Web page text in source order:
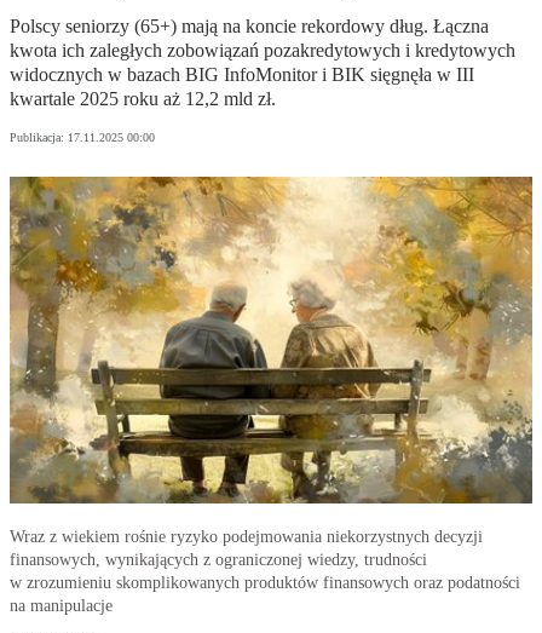
Polscy seniorzy (65+) mają na koncie rekordowy dług. Łączna
kwota ich zaległych zobowiązań pozakredytowych i kredytowych
widocznych w bazach BIG InfoMonitor i BIK sięgnęła w III
kwartale 2025 roku aż 12,2 mld zł.
Publikacja: 17.11.2025 00:00
Wraz z wiekiem rośnie ryzyko podejmowania niekorzystnych decyzji
finansowych, wynikających z ograniczonej wiedzy, trudności
w zrozumieniu skomplikowanych produktów finansowych oraz podatności
na manipulacje